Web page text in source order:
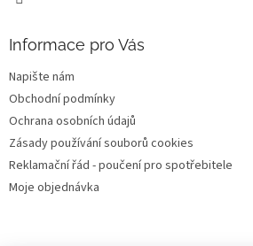
Informace pro Vás
Napište nám
Obchodní podmínky
Ochrana osobních údajů
Zásady používání souborů cookies
Reklamační řád - poučení pro spotřebitele
Moje objednávka